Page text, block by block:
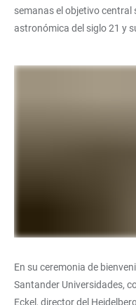
semanas el objetivo
astronómica del siglo 21 y
En su ceremonia de
Santander Universidades,
Eckel, director del